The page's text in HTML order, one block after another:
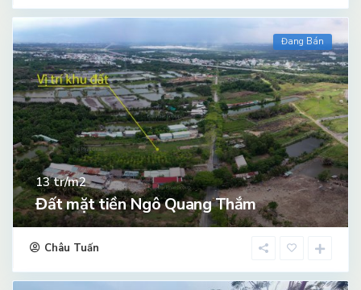
Đang Bán
13tr/m2
Đất mặt tiền Ngô Quang Thắm
Châu Tuấn